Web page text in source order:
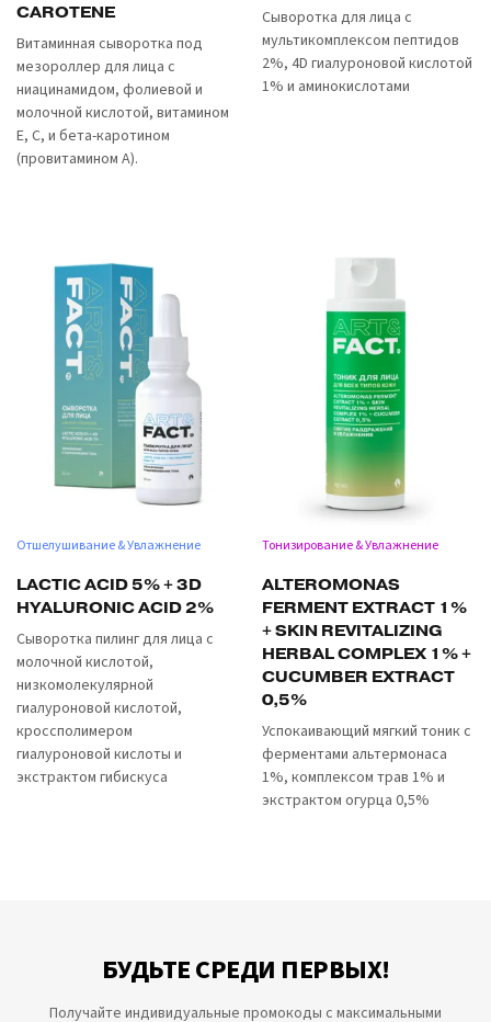
CAROTENE
Витаминная сыворотка под
мезороллер для лица с
ниацинамидом, фолиевой и
молочной кислотой, витамином
Е, С, и бета-каротином
(провитамином А).
Сыворотка для лица с
мультикомплексом пептидов
2%, 4D гиалуроновой кислотой
1% и аминокислотами
Отшелушивание & Увлажнение
LACTIC ACID 5% + 3D
HYALURONIC ACID 2%
Сыворотка пилинг для лица с
молочной кислотой,
низкомолекулярной
гиалуроновой кислотой,
кроссполимером
гиалуроновой кислоты и
экстрактом гибискуса
Тонизирование & Увлажнение
ALTEROMONAS
FERMENT EXTRACT 1%
+ SKIN REVITALIZING
HERBAL COMPLEX 1% +
CUCUMBER EXTRACT
0,5%
Успокаивающий мягкий тоник с
ферментами альтермонаса
1%, комплексом трав 1% и
экстрактом огурца 0,5%
БУДЬТЕ СРЕДИ ПЕРВЫХ!
Получайте индивидуальные промокоды с максимальными